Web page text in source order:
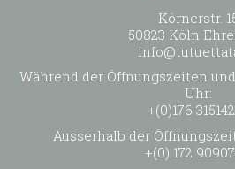
Körnerstr.
50823 Köln
Während der Öffnungszeiten
Uhr:
+(0)176
Ausserhalb der
+(0) 172